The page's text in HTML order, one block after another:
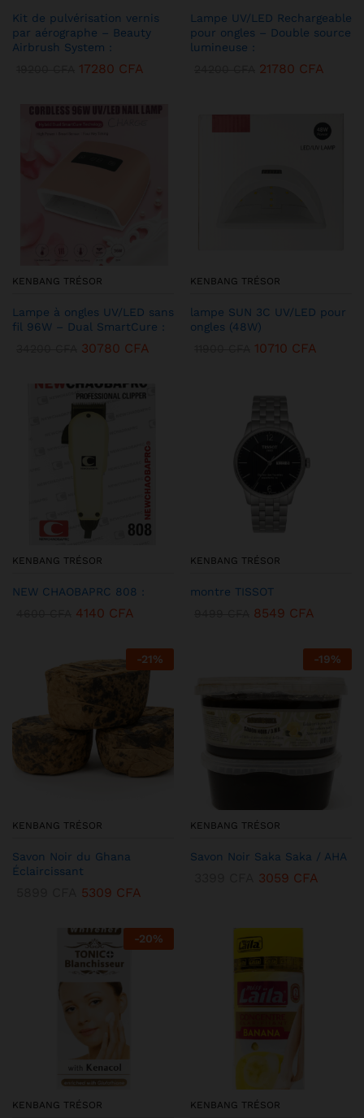
Kit de pulvérisation vernis
par aérographe – Beauty
Airbrush System :
17280 CFA
Lampe UV/LED Rechargeable
pour ongles – Double source
lumineuse :
21780 CFA
KENBANG TRÉSOR
Lampe à ongles UV/LED sans
fil 96W – Dual SmartCure :
30780 CFA
KENBANG TRÉSOR
lampe SUN 3C UV/LED pour
ongles (48W)
10710 CFA
KENBANG TRÉSOR
NEW CHAOBAPRC 808 :
4140 CFA
KENBANG TRÉSOR
montre TISSOT
8549 CFA
-21%
KENBANG TRÉSOR
Savon Noir du Ghana
Éclaircissant
5309 CFA
-19%
KENBANG TRÉSOR
Savon Noir Saka Saka / AHA
3059 CFA
-20%
KENBANG TRÉSOR KENBANG TRÉSOR